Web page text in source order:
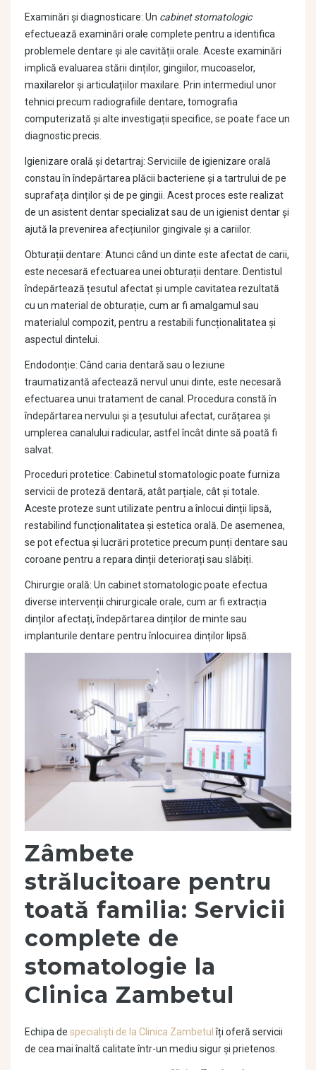
Examinări și diagnosticare: Un cabinet stomatologic
efectuează examinări orale complete pentru a identifica
problemele dentare și ale cavității orale. Aceste examinări
implică evaluarea stării dinților, gingiilor, mucoaselor,
maxilarelor și articulațiilor maxilare. Prin intermediul unor
tehnici precum radiografiile dentare, tomografia
computerizată și alte investigații specifice, se poate face un
diagnostic precis.
Igienizare orală și detartraj: Serviciile de igienizare orală
constau în îndepărtarea plăcii bacteriene și a tartrului de pe
suprafața dinților și de pe gingii. Acest proces este realizat
de un asistent dentar specializat sau de un igienist dentar și
ajută la prevenirea afecțiunilor gingivale și a cariilor.
Obturații dentare: Atunci când un dinte este afectat de carii,
este necesară efectuarea unei obturații dentare. Dentistul
îndepărtează țesutul afectat și umple cavitatea rezultată
cu un material de obturație, cum ar fi amalgamul sau
materialul compozit, pentru a restabili funcționalitatea și
aspectul dintelui.
Endodonție: Când caria dentară sau o leziune
traumatizantă afectează nervul unui dinte, este necesară
efectuarea unui tratament de canal. Procedura constă în
îndepărtarea nervului și a țesutului afectat, curățarea și
umplerea canalului radicular, astfel încât dinte să poată fi
salvat.
Proceduri protetice: Cabinetul stomatologic poate furniza
servicii de proteză dentară, atât parțiale, cât și totale.
Aceste proteze sunt utilizate pentru a înlocui dinții lipsă,
restabilind funcționalitatea și estetica orală. De asemenea,
se pot efectua și lucrări protetice precum punți dentare sau
coroane pentru a repara dinții deteriorați sau slăbiți.
Chirurgie orală: Un cabinet stomatologic poate efectua
diverse intervenții chirurgicale orale, cum ar fi extracția
dinților afectați, îndepărtarea dinților de minte sau
implanturile dentare pentru înlocuirea dinților lipsă.
Zâmbete
strălucitoare pentru
toată familia: Servicii
complete de
stomatologie la
Clinica Zambetul
Echipa de specialiști de la Clinica Zambetul îți oferă servicii
de cea mai înaltă calitate într-un mediu sigur și prietenos.